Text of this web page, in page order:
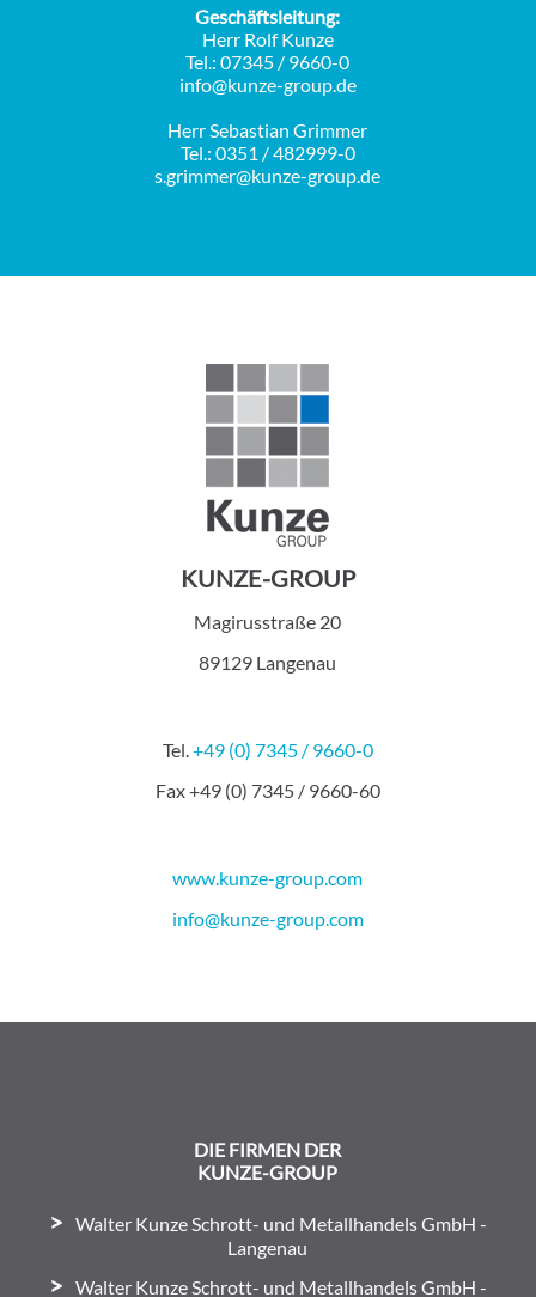
Geschäftsleitung:
Herr Rolf Kunze
Tel.: 07345 / 9660-0
info@kunze-group.de
Herr Sebastian Grimmer
Tel.: 0351 / 482999-0
s.grimmer@kunze-group.de
KUNZE-GROUP
Magirusstraße 20
89129 Langenau
Tel.+49 (0) 7345 / 9660-0
Fax +49 (0) 7345 / 9660-60
www.kunze-group.com
info@kunze-group.com
DIE FIRMEN DER
KUNZE-GROUP
Walter Kunze Schrott- und Metallhandels GmbH -
Langenau
Walter Kunze Schrott- und Metallhandels GmbH -